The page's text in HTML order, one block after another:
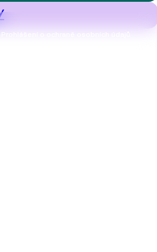
o ochraně osobních údajů